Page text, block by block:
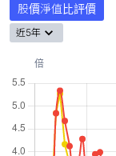
股價淨值比評價
近5年